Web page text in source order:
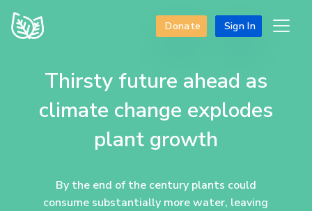
Donate Sign In
Thirsty future ahead as
climate change explodes
plant growth
By the end of the century plants could
consume substantially more water, leaving